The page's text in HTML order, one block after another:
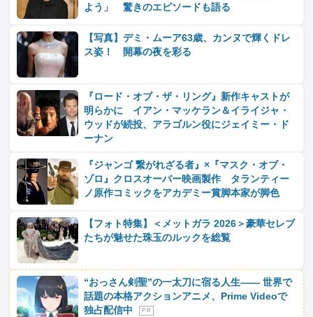
よう」 驚きのエピソードも語る
【写真】デミ・ムーア63歳、カンヌで輝くドレ
ス姿！ 開幕の夜を彩る
『ロード・オブ・ザ・リング』新作キャストが
明らかに イアン・マッケラン＆イライジャ・
ウッドが続投、アラゴルン役にジェイミー・ド
ーナン
『ジャンゴ 繋がれざる者』×『マスク・オブ・
ゾロ』クロスオーバー映画製作 タランティー
ノ原作コミックをアカデミー賞脚本家が脚色
【フォト特集】＜メットガラ 2026＞豪華セレブ
たちが魅せた珠玉のルックを総覧
“おっさん剣聖”の一太刀に宿る人生―― 世界で
話題の本格アクションアニメ、Prime Videoで
独占配信中
P R